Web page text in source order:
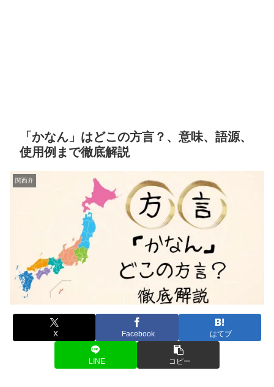
「かなん」はどこの方言？、意味、語源、
使用例まで徹底解説
関西弁
X Facebook はてブ
LINE コピー